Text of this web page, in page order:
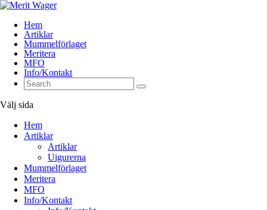
Hem
Artiklar
Mummelförlaget
Meritera
MFO
Info/Kontakt
Välj sida
Hem
Artiklar
Artiklar
Uigurerna
Mummelförlaget
Meritera
MFO
Info/Kontakt